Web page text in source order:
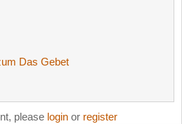
Das Gebet
please login or register